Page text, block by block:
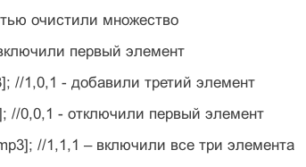
очистили множество
первый элемент
//1,0,1 - добавили третий элемент
//0,0,1 - отключили первый элемент
//1,1,1 – включили все три элемента